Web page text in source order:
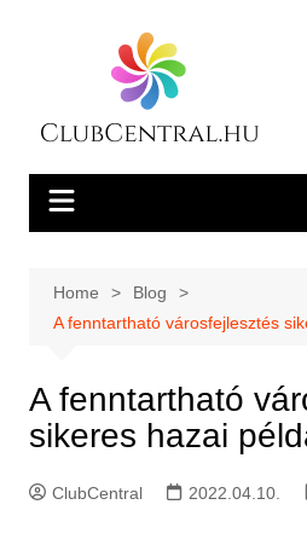
Home
Blog
A fenntartható városfejlesztés
A fenntartható
sikeres hazai
ClubCentral 2022.04.10.